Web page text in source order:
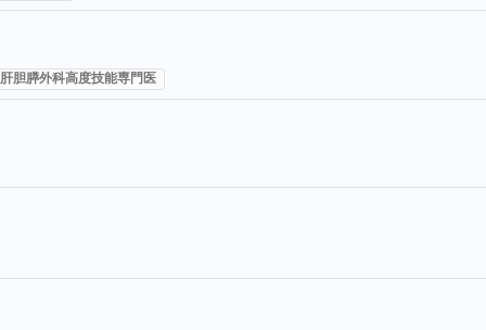
肝胆膵外科高度技能専門医
票数